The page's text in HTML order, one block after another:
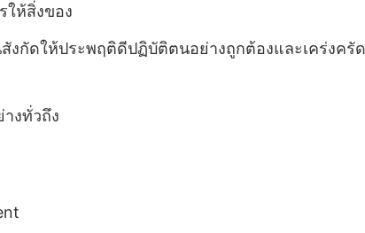
ให้สิ่งของ
กัดให้ประพฤติดีปฏิบัติตนอย่างถูกต้องและเคร่งค
งทั่วถึง